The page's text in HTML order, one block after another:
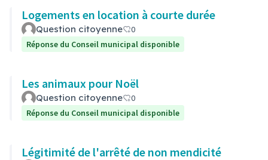
Logements en location à courte durée
Question citoyenne
0
Réponse du Conseil municipal disponible
Les animaux pour Noël
Question citoyenne
0
Réponse du Conseil municipal disponible
Légitimité de l'arrêté de non mendicité